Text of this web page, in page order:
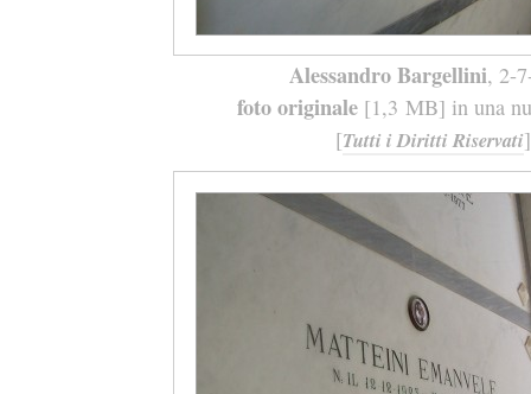
Alessandro Bargellini, 2-
foto originale[1,3 MB] in una
[Tutti i Diritti Riservati]